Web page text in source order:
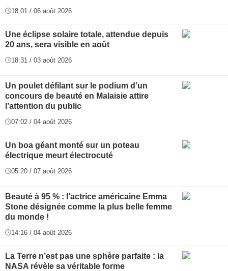
18:01 / 06 août 2026
Une éclipse solaire totale, attendue depuis
20 ans, sera visible en août
18:31 / 03 août 2026
Un poulet défilant sur le podium d’un
concours de beauté en Malaisie attire
l’attention du public
07:02 / 04 août 2026
Un boa géant monté sur un poteau
électrique meurt électrocuté
05:20 / 07 août 2026
Beauté à 95 % : l’actrice américaine Emma
Stone désignée comme la plus belle femme
du monde !
14:16 / 04 août 2026
La Terre n’est pas une sphère parfaite : la
NASA révèle sa véritable forme